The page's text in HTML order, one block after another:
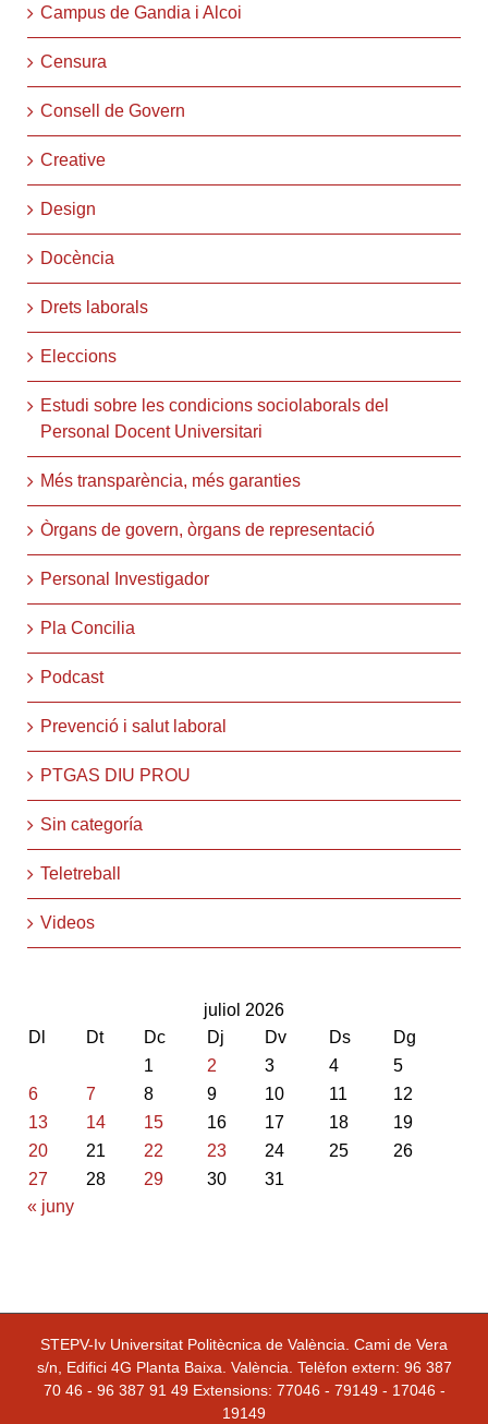
Campus de Gandia i Alcoi
Censura
Consell de Govern
Creative
Design
Docència
Drets laborals
Eleccions
Estudi sobre les condicions sociolaborals del
Personal Docent Universitari
Més transparència, més garanties
Òrgans de govern, òrgans de representació
Personal Investigador
Pla Concilia
Podcast
Prevenció i salut laboral
PTGAS DIU PROU
Sin categoría
Teletreball
Videos
juliol 2026
Dl
Dt Dc Dj Dv Ds
Dg
1
2 3 4
5
6
7 8 9 10 11
12
13
14 15 16 17 18
19
20
21 22 23 24 25
26
27
28 29 30
31
« juny
STEPV-Iv Universitat Politècnica de València. Cami de Vera
s/n, Edifici 4G Planta Baixa. València. Telèfon extern: 96 387
70 46 - 96 387 91 49 Extensions: 77046 - 79149 - 17046 -
19149